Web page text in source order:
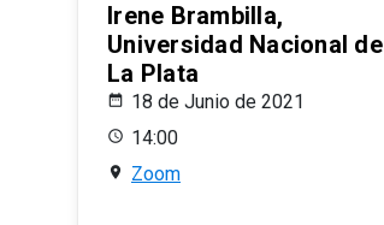
Irene Brambilla,
Universidad Nacional de
La Plata
18 de Junio de 2021
14:00
Zoom